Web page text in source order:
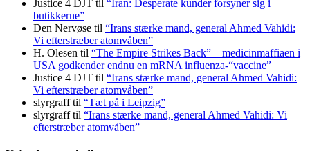
Justice 4 DJT til “Iran: Desperate kunder forsyner sig i
butikkerne”
Den Nervøse til “Irans stærke mand, general Ahmed Vahidi:
Vi efterstræber atomvåben”
H. Olesen til “The Empire Strikes Back” – medicinmaffiaen i
USA godkender endnu en mRNA influenza-“vaccine”
Justice 4 DJT til “Irans stærke mand, general Ahmed Vahidi:
Vi efterstræber atomvåben”
slyrgrafftil “Tæt på i Leipzig”
slyrgrafftil “Irans stærke mand, general Ahmed Vahidi: Vi
efterstræber atomvåben”